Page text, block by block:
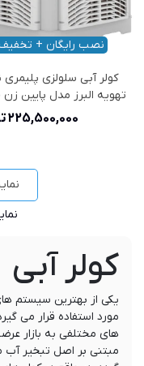
نصب رایگان + تخفیف
کولر آبی سلولزی پلیمری
تهویه البرز مدل پایین زن 25000
225,500,000 تومان
کولر آبی
یکی از بهترین سیستم
مورد استفاده قرار می
های مختلفی به بازار
مبتنی بر اصل تبخیر